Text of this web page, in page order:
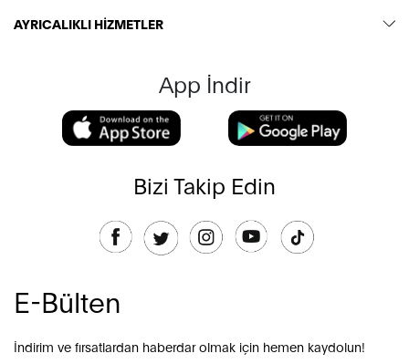
AYRICALIKLI HİZMETLER
App İndir
Bizi Takip Edin
E-Bülten
İndirim ve fırsatlardan haberdar olmak için hemen kaydolun!